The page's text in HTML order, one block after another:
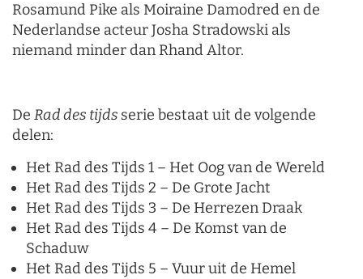
Rosamund Pike als Moiraine Damodred en de
Nederlandse acteur Josha Stradowski als
niemand minder dan Rhand Altor.
De Rad des tijds serie bestaat uit de volgende
delen:
Het Rad des Tijds 1 – Het Oog van de Wereld
Het Rad des Tijds 2 – De Grote Jacht
Het Rad des Tijds 3 – De Herrezen Draak
Het Rad des Tijds 4 – De Komst van de
Schaduw
Het Rad des Tijds 5 – Vuur uit de Hemel